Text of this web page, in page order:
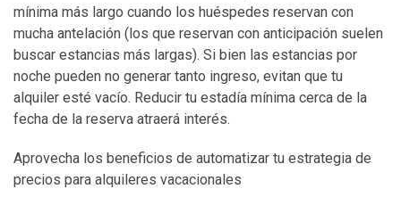
mínima más largo cuando los huéspedes reservan con
mucha antelación (los que reservan con anticipación suelen
buscar estancias más largas). Si bien las estancias por
noche pueden no generar tanto ingreso, evitan que tu
alquiler esté vacío. Reducir tu estadía mínima cerca de la
fecha de la reserva atraerá interés.
Aprovecha los beneficios de automatizar tu estrategia de
precios para alquileres vacacionales